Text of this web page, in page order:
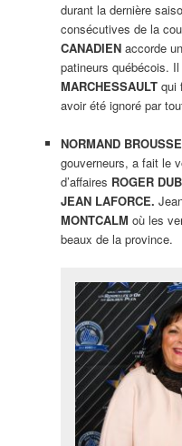
durant la dernière
consécutives de la
CANADIENaccorde
patineurs québécois.
MARCHESSAULTqui
avoir été ignoré par
NORMAND
gouverneurs, a fait le
d’affaires ROGER
JEAN LAFORCE.
MONTCALM où les
beaux de la province.